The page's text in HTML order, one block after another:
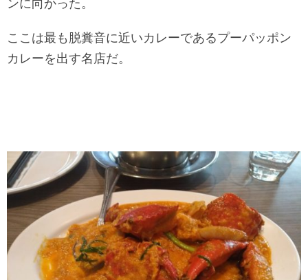
ンに向かった。
ここは最も脱糞音に近いカレーであるプーパッポン
カレーを出す名店だ。